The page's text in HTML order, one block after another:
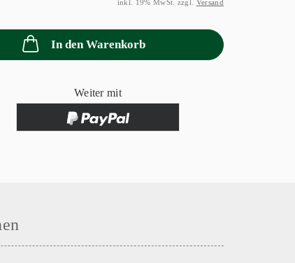
inkl. 19% MwSt. zzgl. Versand
In den Warenkorb
Weiter mit